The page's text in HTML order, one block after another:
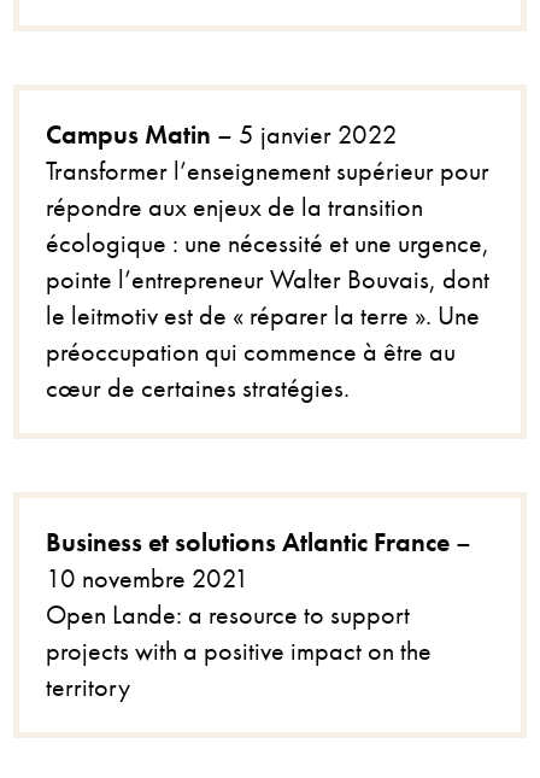
Campus Matin – 5 janvier 2022
Transformer l’enseignement supérieur pour
répondre aux enjeux de la transition
écologique : une nécessité et une urgence,
pointe l’entrepreneur Walter Bouvais, dont
le leitmotiv est de « réparer la terre ». Une
préoccupation qui commence à être au
cœur de certaines stratégies.
Business et solutions Atlantic France –
10 novembre 2021
Open Lande: a resource to support
projects with a positive impact on the
territory